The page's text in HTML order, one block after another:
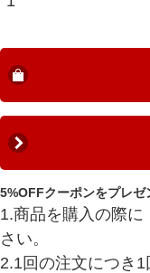
5%OFFクーポンをプレゼ
1.商品を購入の際
さい。
2.1回の注文につき1